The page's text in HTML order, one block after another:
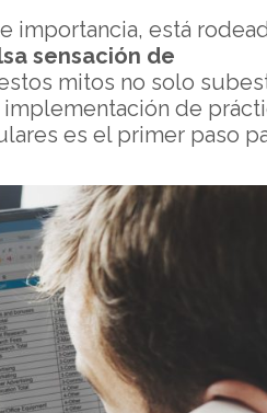
importancia, está
sensación de
mitos no solo
de
es el primer paso